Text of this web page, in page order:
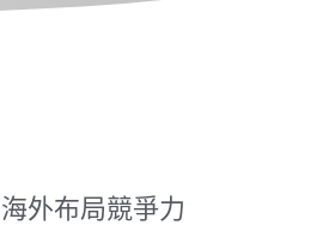
外布局競爭力